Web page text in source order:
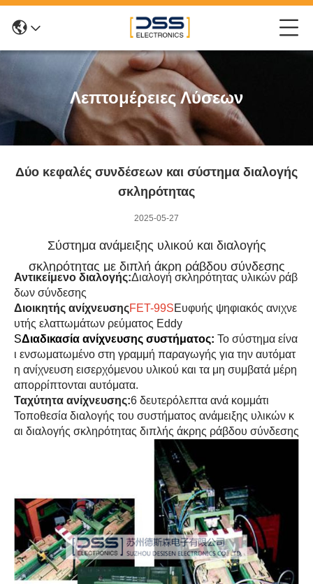
Λεπτομέρειες Λύσεων
Δύο κεφαλές συνδέσεων και σύστημα διαλογής
σκληρότητας
2025-05-27
Σύστημα ανάμειξης υλικού και διαλογής
σκληρότητας με διπλή άκρη ράβδου σύνδεσης
Αντικείμενο διαλογής:Διαλογή σκληρότητας υλικών ράβ
δων σύνδεσης
Διοικητής ανίχνευσηςFET-99SΕυφυής ψηφιακός ανιχνε
υτής ελαττωμάτων ρεύματος Eddy
SΔιαδικασία ανίχνευσης συστήματος: Το σύστημα είνα
ι ενσωματωμένο στη γραμμή παραγωγής για την αυτόματ
η ανίχνευση εισερχόμενου υλικού και τα μη συμβατά μέρη
απορρίπτονται αυτόματα.
Ταχύτητα ανίχνευσης:6 δευτερόλεπτα ανά κομμάτι
Τοποθεσία διαλογής του συστήματος ανάμειξης υλικών κ
αι διαλογής σκληρότητας διπλής άκρης ράβδου σύνδεσης